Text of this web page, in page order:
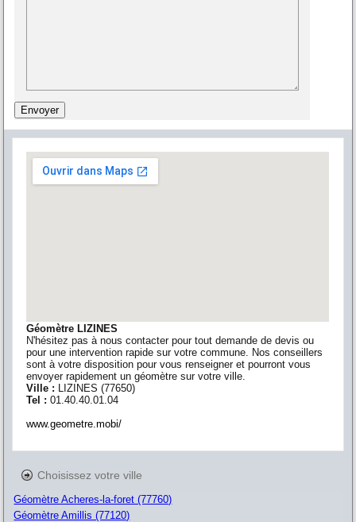
Géomètre LIZINES
N'hésitez pas à nous contacter pour tout demande de devis ou
pour une intervention rapide sur votre commune. Nos conseillers
sont à votre disposition pour vous renseigner et pourront vous
envoyer rapidement un géomètre sur votre ville.
Ville :
LIZINES (77650)
Tel :01.40.40.01.04
www.geometre.mobi/
Choisissez votre ville
Géomètre Acheres-la-foret (77760)
Géomètre Amillis (77120)